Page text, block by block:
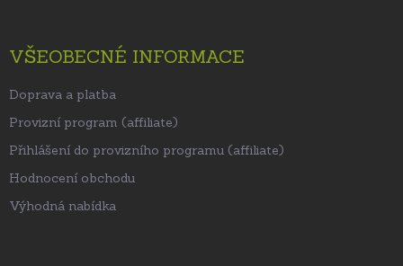
VŠEOBECNÉ INFORMACE
Doprava a platba
Provizní program (affiliate)
Přihlášení do provizního programu (affiliate)
Hodnocení obchodu
Výhodná nabídka